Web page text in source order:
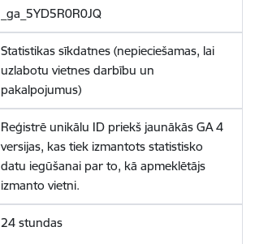
_ga_5YD5R0R0JQ
Statistikas sīkdatnes (nepieciešamas, lai
uzlabotu vietnes darbību un
pakalpojumus)
Reģistrē unikālu ID priekš jaunākās GA 4
versijas, kas tiek izmantots statistisko
datu iegūšanai par to, kā apmeklētājs
izmanto vietni.
24 stundas